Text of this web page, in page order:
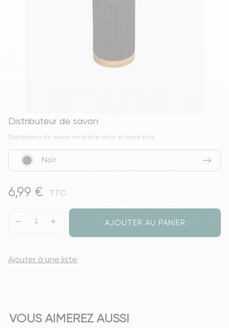
Distributeur de savon
Distributeur de savon en résine noire et socle bois
Noir
6,99 € TTC
AJOUTER AU PANIER
Ajouter à une liste
VOUS AIMEREZ AUSSI